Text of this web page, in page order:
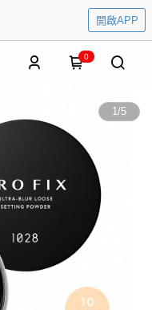
開啟APP
0
1/5